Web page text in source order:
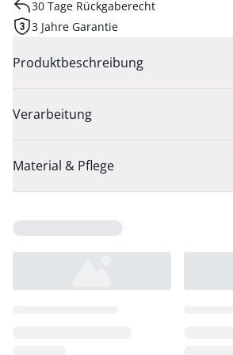
30 Tage Rückgaberecht
3 Jahre Garantie
Produktbeschreibung
Verarbeitung
Material & Pflege